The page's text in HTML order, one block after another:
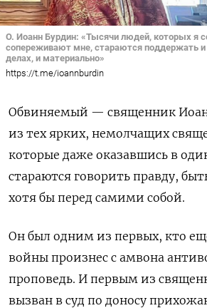
О. Иоанн Бурдин: «Тысячи людей, которых я
сопереживают мне, стараются поддержать
делах, и материально»
https://t.me/ioannburdin
Обвиняемый — священник
из тех ярких, немолчащих
которые даже оказавшись в
стараются говорить правду,
хотя бы перед самими собой.
Он был одним из первых, кто
войны произнес с амвона
проповедь. И первым из
вызван в суд по доносу